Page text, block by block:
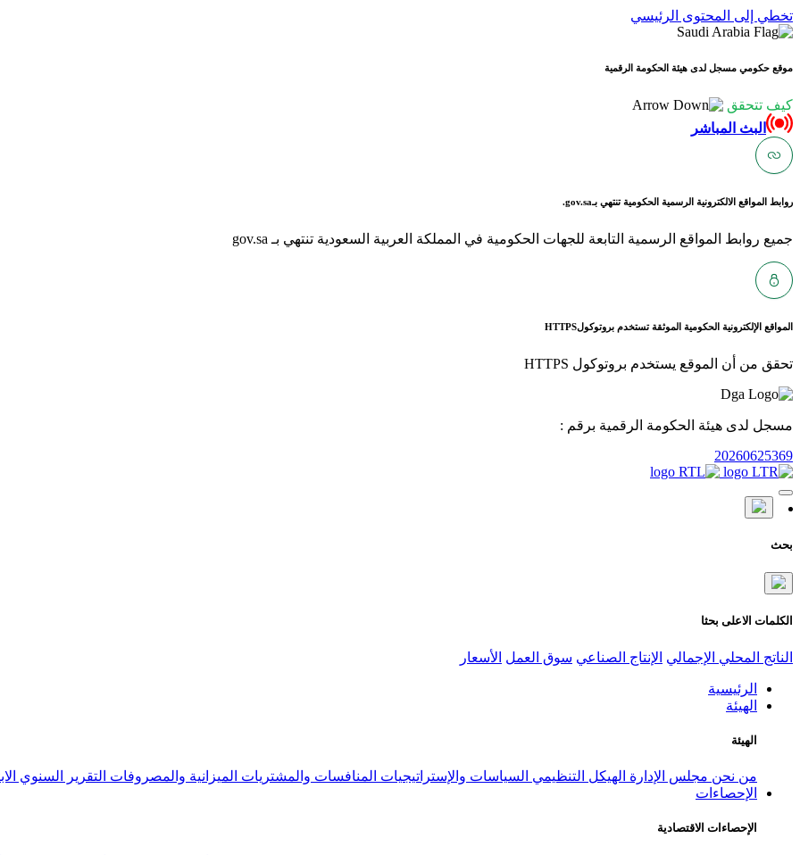
تخطي إلى المحتوى الرئيسي
موقع حكومي مسجل لدى هيئة الحكومة الرقمية
كيف تتحقق
البث المباشر
روابط المواقع الالكترونية الرسمية الحكومية تنتهي بـgov.sa.
جميع روابط المواقع الرسمية التابعة للجهات الحكومية في المملكة العربية السعودية تنتهي بـ gov.sa
المواقع الإلكترونية الحكومية الموثقة تستخدم بروتوكولHTTPS
تحقق من أن الموقع يستخدم بروتوكول HTTPS
مسجل لدى هيئة الحكومة الرقمية برقم :
20260625369
بحث
الكلمات الاعلى بحثا
الناتج المحلي الإجمالي الإنتاج الصناعي سوق العمل الأسعار
الرئيسية
الهيئة
الهيئة
من نحن مجلس الإدارة الهيكل التنظيمي السياسات والإستراتيجيات المنافسات والمشتريات الميزانية والمصروفات التقرير السنوي
الإحصاءات
الإحصاءات الاقتصادية